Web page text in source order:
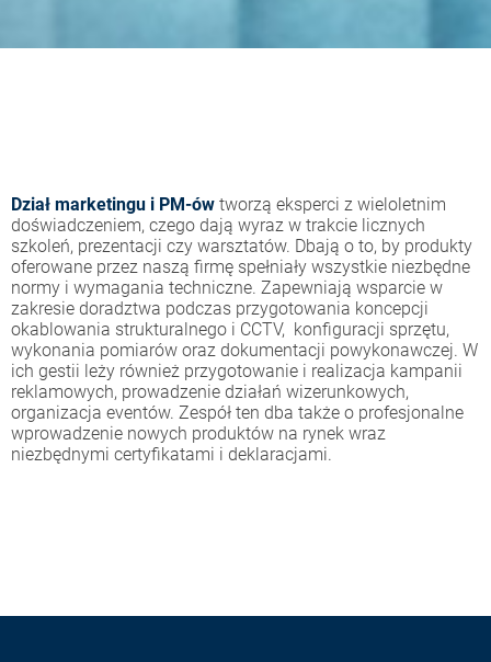
Dział marketingu i PM-ów tworzą eksperci z wieloletnim
doświadczeniem, czego dają wyraz w trakcie licznych
szkoleń, prezentacji czy warsztatów. Dbają o to, by produkty
oferowane przez naszą firmę spełniały wszystkie niezbędne
normy i wymagania techniczne. Zapewniają wsparcie w
zakresie doradztwa podczas przygotowania koncepcji
okablowania strukturalnego i CCTV, konfiguracji sprzętu,
wykonania pomiarów oraz dokumentacji powykonawczej. W
ich gestii leży również przygotowanie i realizacja kampanii
reklamowych, prowadzenie działań wizerunkowych,
organizacja eventów. Zespół ten dba także o profesjonalne
wprowadzenie nowych produktów na rynek wraz
niezbędnymi certyfikatami i deklaracjami.